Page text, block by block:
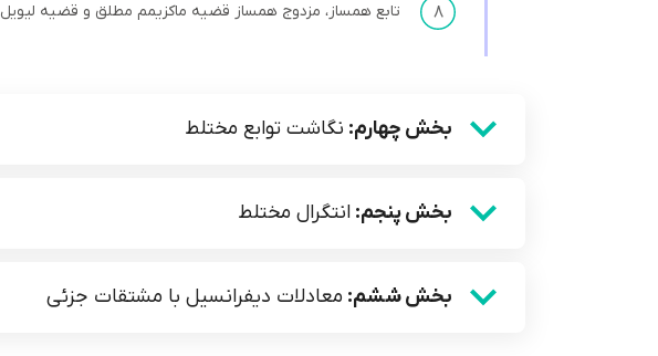
۸ تابع همساز، مزدوج همساز قضیه ماکزیمم مطلق و قضیه لیویل
بخش چهارم: نگاشت توابع مختلط
بخش پنجم: انتگرال مختلط
بخش ششم: معادلات دیفرانسیل با مشتقات جزئی